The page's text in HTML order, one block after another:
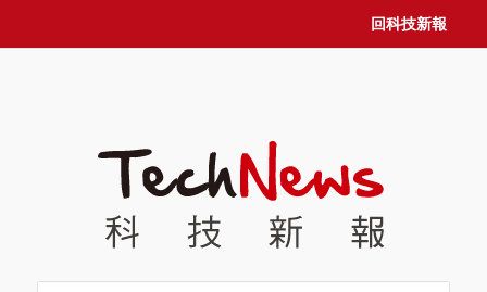
回科技新報